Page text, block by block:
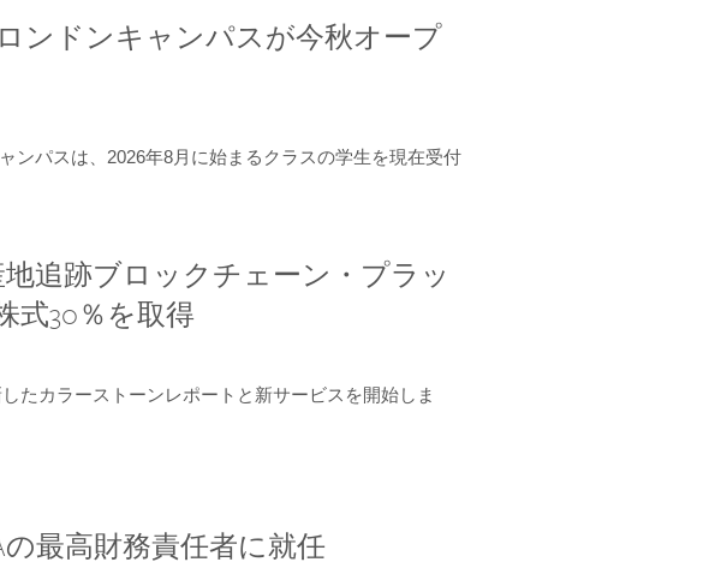
ンドンキャンパスが今秋オープ
ンパスは、2026年8月に始まるクラスの学生を現在受付
追跡ブロックチェーン・プラッ
式30％を取得
たカラーストーンレポートと新サービスを開始しま
最高財務責任者に就任